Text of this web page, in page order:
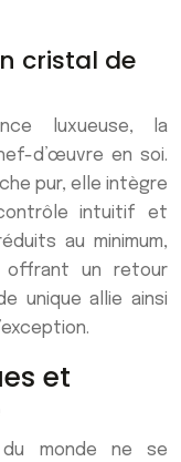
cristal de
luxueuse, la
d’œuvre en soi.
pur, elle intègre
intuitif et
au minimum,
un retour
unique allie ainsi
et
monde ne se